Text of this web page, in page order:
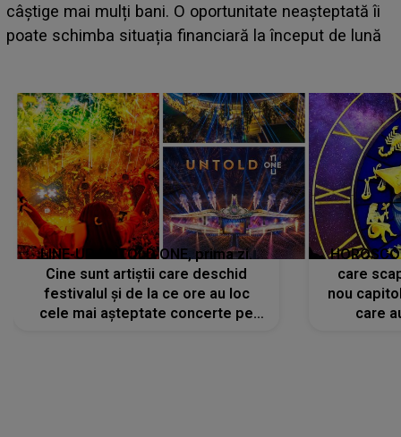
îi
lună
scena principală a festivalului Zara Larsson?
suedeză a ajuns deja în România și s-a filmat
LINE-UP UNTOLD ONE, prima zi.
Cine sunt artiștii care deschid
festivalul și de la ce ore au loc
cele mai așteptate concerte pe
care
nou
care